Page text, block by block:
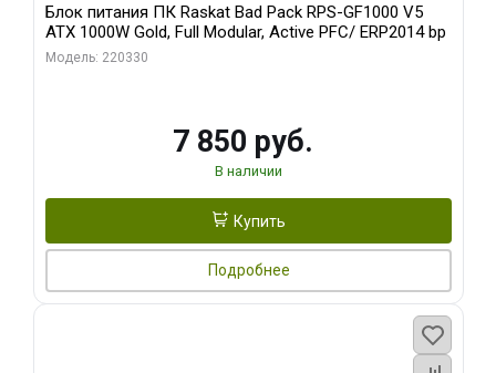
Блок питания ПК Raskat Bad Pack RPS-GF1000 V5
ATX 1000W Gold, Full Modular, Active PFC/ ERP2014 bp
Модель: 220330
7 850 руб.
В наличии
Купить
Подробнее